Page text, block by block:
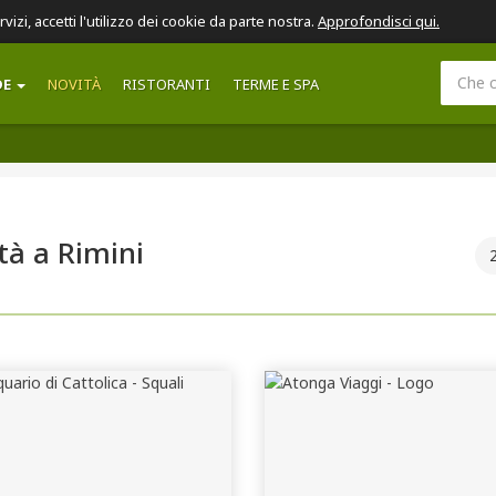
accetti l'utilizzo dei cookie da parte nostra. Approfondisci qui.
NOVITÀ RISTORANTI TERME E SPA
a Rimini